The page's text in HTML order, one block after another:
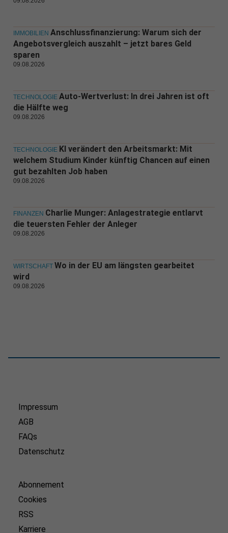
IMMOBILIEN Anschlussfinanzierung: Warum sich der
Angebotsvergleich auszahlt – jetzt bares Geld
sparen
09.08.2026
TECHNOLOGIE Auto-Wertverlust: In drei Jahren ist oft
die Hälfte weg
09.08.2026
TECHNOLOGIE KI verändert den Arbeitsmarkt: Mit
welchem Studium Kinder künftig Chancen auf einen
gut bezahlten Job haben
09.08.2026
FINANZEN Charlie Munger: Anlagestrategie entlarvt
die teuersten Fehler der Anleger
09.08.2026
WIRTSCHAFT Wo in der EU am längsten gearbeitet
wird
09.08.2026
Impressum
AGB
FAQs
Datenschutz
Abonnement
Cookies
RSS
Karriere